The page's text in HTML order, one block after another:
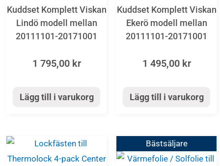
Kuddset Komplett Viskan
Lindö modell mellan
20111101-20171001
1 795,00 kr
Lägg till i varukorg
Kuddset Komplett Viskan
Ekerö modell mellan
20111101-20171001
1 495,00 kr
Lägg till i varukorg
Bästsäljare